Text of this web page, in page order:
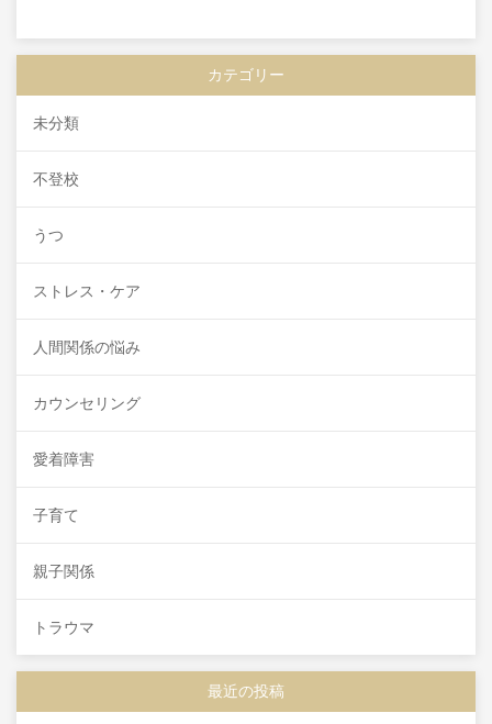
カテゴリー
未分類
不登校
うつ
ストレス・ケア
人間関係の悩み
カウンセリング
愛着障害
子育て
親子関係
トラウマ
最近の投稿